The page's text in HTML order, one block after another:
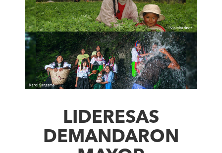
LIDERESAS
DEMANDARON